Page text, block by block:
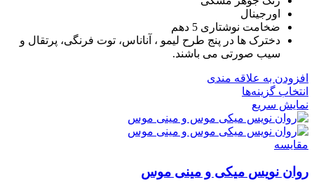
اورجینال
ضخامت نوشتاری 5 دهم
دخترک ها در پنج طرح لیمو ، آناناس، توت فرنگی، پرتقال و
سیب صورتی می باشند.
افزودن به علاقه مندی
انتخاب گزینه‌ها
نمایش سریع
مقايسه
روان نویس میکی و مینی موس